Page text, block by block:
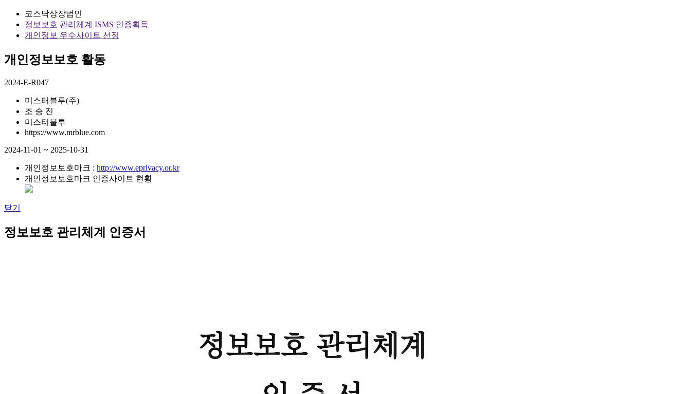
코스닥상장법인
정보보호 관리체계 ISMS 인증획득
개인정보 우수사이트 선정
개인정보보호 활동
2024-E-R047
미스터블루(주)
조 승 진
미스터블루
https://www.mrblue.com
2024-11-01 ~ 2025-10-31
개인정보보호마크 : http://www.eprivacy.or.kr
개인정보보호마크 인증사이트 현황
닫기
정보보호 관리체계 인증서